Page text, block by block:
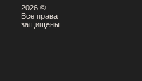
2026 ©
Все права
защищены